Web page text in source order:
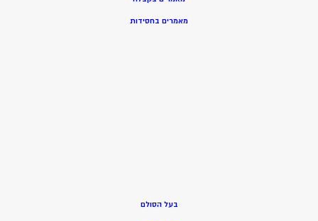
מאמרים בחסידות
בעל הסולם